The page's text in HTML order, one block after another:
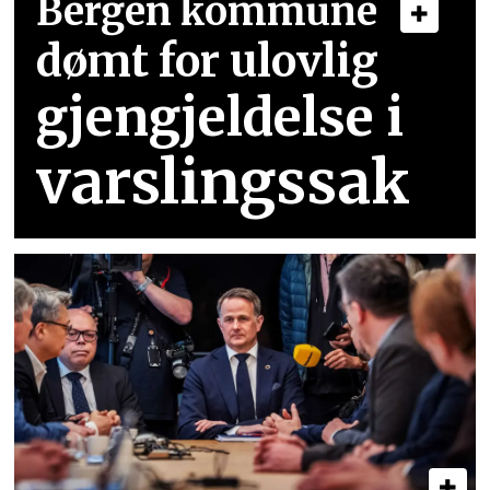
Bergen kommune
dømt for ulovlig
gjengjeldelse i
varslingssak